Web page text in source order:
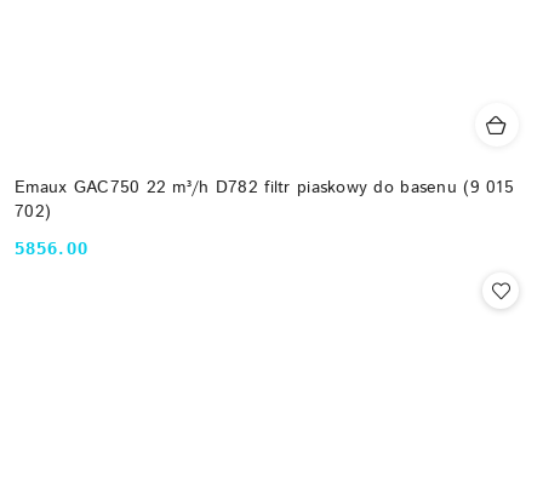
Emaux GAC750 22 m³/h D782 filtr piaskowy do basenu (9 015
702)
Cena:
5856.00